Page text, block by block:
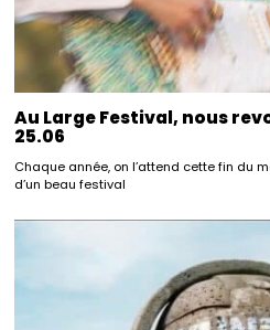
Au Large Festival, nous
25.06
Chaque année, on l’attend cette fin du
d’un beau festival